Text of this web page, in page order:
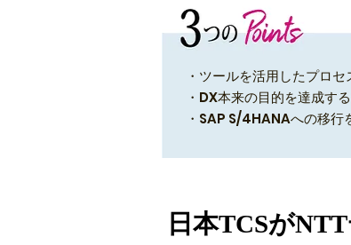
・ツールを活用したプロ
・DX本来の目的を達成す
・SAP S/4HANAへの移行
日本TCSが